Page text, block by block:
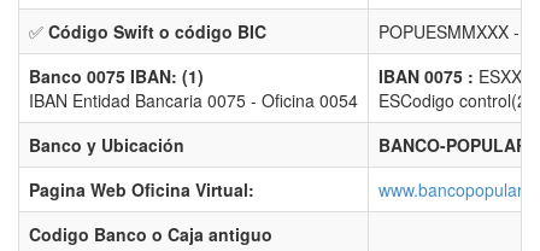
✅ Código Swift o código BIC POPUESMMXXX -
Banco 0075 IBAN: (1)
IBAN Entidad Bancaria 0075 - Oficina 0054
IBAN 0075 : ESXX
ESCodigo
Banco y Ubicación
BANCO-POPULAR
Pagina Web Oficina Virtual:
Codigo Banco o Caja antiguo